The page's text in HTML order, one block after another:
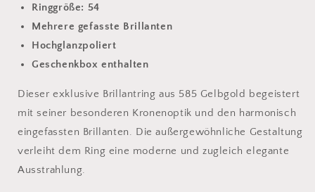
Ringgröße: 54
Mehrere gefasste Brillanten
Hochglanzpoliert
Geschenkbox enthalten
Dieser exklusive Brillantring aus 585 Gelbgold begeistert
mit seiner besonderen Kronenoptik und den harmonisch
eingefassten Brillanten. Die außergewöhnliche Gestaltung
verleiht dem Ring eine moderne und zugleich elegante
Ausstrahlung.